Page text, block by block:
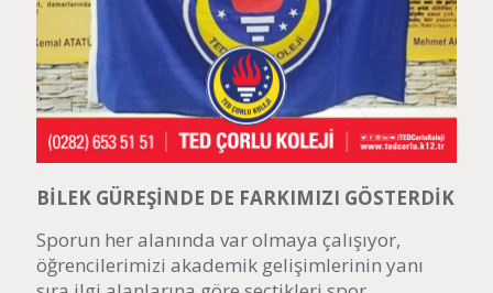
BİLEK GÜREŞİNDE DE FARKIMIZI GÖSTERDİK
Sporun her alanında var olmaya çalışıyor,
öğrencilerimizi akademik gelişimlerinin yanı